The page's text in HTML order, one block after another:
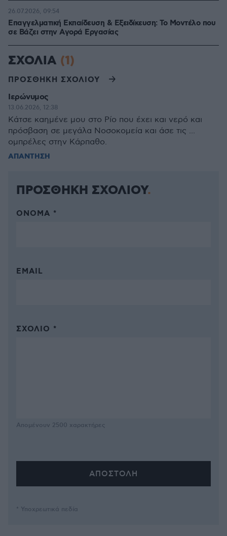
Επαγγελματική Εκπαίδευση & Εξειδίκευση: Το Mοντέλο που
σε Bάζει στην Aγορά Eργασίας
26.07.2026, 09:54
ΣΧΟΛΙΑ (1)
ΠΡΟΣΘΗΚΗ ΣΧΟΛΙΟΥ
Ιερώνυμος
13.06.2026, 12:38
Κάτσε καημένε μου στο Ρίο που έχει και νερό και
πρόσβαση σε μεγάλα Νοσοκομεία και άσε τις ...
ομπρέλες στην Κάρπαθο.
ΑΠΑΝΤΗΣΗ
ΠΡΟΣΘΗΚΗ ΣΧΟΛΙΟΥ
ΌΝΟΜΑ *
EMAIL
ΣΧΌΛΙΟ *
Απομένουν 2500 χαρακτήρες
* Υποχρεωτικά πεδία